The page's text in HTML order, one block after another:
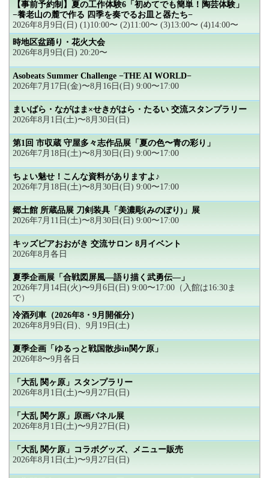
【事前予約制】夏の工作体験6「初めてでも簡単！陶芸体験」
−養老山の麓で作る 四季を奏でるお皿と器たち−
2026年8月9日(日) (1)10:00〜 (2)11:00〜 (3)13:00〜 (4)14:00〜
時地区盆踊り・花火大会
2026年8月9日(日) 20:20〜
Asobeats Summer Challenge −THE AI WORLD−
2026年7月17日(金)〜8月16日(日) 9:00〜17:00
まいばら・ながはま×せきがはら・たるい 交流スタンプラリー
2026年8月1日(土)〜8月30日(日)
第1回 市収蔵 守屋多々志作品展「夏の色〜青の彩り」
2026年7月18日(土)〜8月30日(日) 9:00〜17:00
ちょい魅せ！こんな資料がありますよ♪
2026年7月18日(土)〜8月30日(日) 9:00〜17:00
郷土館 所蔵品展 刀剣装具「美濃彫(みのぼり)」展
2026年7月11日(土)〜8月30日(日) 9:00〜17:00
キッズピアおおがき 交流サロン 8月イベント
2026年8月各日
夏季企画展「合戦図屏風―語り描く武勇伝―」
2026年7月14日(火)〜9月6日(日) 9:00〜17:00（入館は16:30ま
で）
冷酒列車（2026年8・9月開催分）
2026年8月9日(日)、9月19日(土)
夏季企画「ゆるっと戦国散歩in関ケ原」
2026年8〜9月各日
「大乱 関ヶ原」スタンプラリー
2026年8月1日(土)〜9月27日(日)
「大乱 関ケ原」原画パネル展
2026年8月1日(土)〜9月27日(日)
「大乱 関ケ原」コラボグッズ、メニュー販売
2026年8月1日(土)〜9月27日(日)